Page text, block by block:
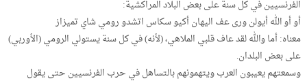
الفرنسيين في كل سنة على بعض البلاد المراكشية:
أو أو الله أيولن ورى عف اليهان أكيو سكاس اتشدو رومي شاي تميزاز
معناه: أما والله لقد عاف قلبي الملاهي، (لأنه) في كل سنة يستولي الرومي (الأوربي)
على بعض البلدان.
وسمعتهم يعيبون العرب ويتهمونهم بالتساهل في حرب الفرنسيين حتى يقول